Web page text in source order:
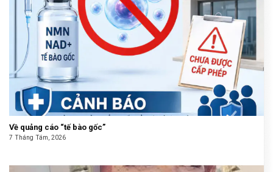
Về quảng cáo “tế bào gốc”
7 Tháng Tám, 2026